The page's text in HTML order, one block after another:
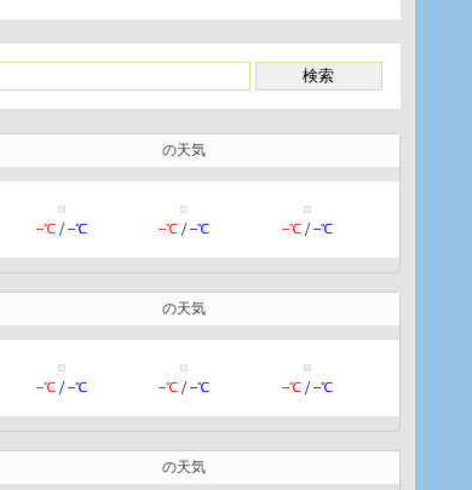
の天気
--℃/--℃ --℃ /--℃ --℃/--℃
の天気
--℃/--℃ --℃ /--℃ --℃/--℃
の天気